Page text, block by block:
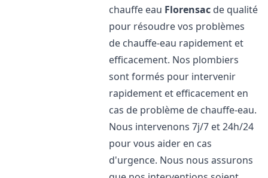
chauffe eau Florensac de qualité
pour résoudre vos problèmes
de chauffe-eau rapidement et
efficacement. Nos plombiers
sont formés pour intervenir
rapidement et efficacement en
cas de problème de chauffe-eau.
Nous intervenons 7j/7 et 24h/24
pour vous aider en cas
d'urgence. Nous nous assurons